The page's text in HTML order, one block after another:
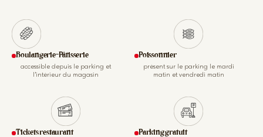
Boulangerie-Pâtisserie
accessible depuis le parking et
l’intérieur du magasin
Poissonnier
présent sur le parking le mardi
matin et vendredi matin
Tickets restaurant Parking gratuit